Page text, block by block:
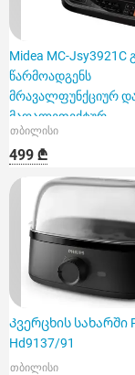
Midea MC-
წარმოადგენს
მრავალფუნქციურ
მაღალეფექტურ
მოწყობილობას
თბილისი
499 ₾
Კვერცხის სახარში
Hd9137/91
თბილისი